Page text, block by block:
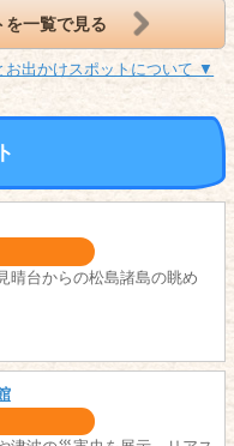
を一覧で見る
出かけスポットについて ▼
晴台からの松島諸島の眺め